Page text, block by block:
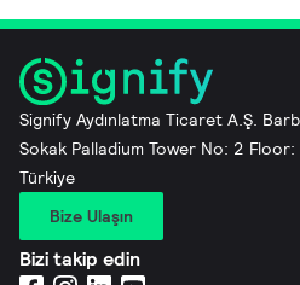
Signify Aydınlatma Ticaret A.Ş.
Sokak Palladium Tower No: 2
Türkiye
Bize Ulaşın
Bizi takip edin